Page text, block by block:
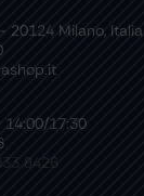
20124 Milano, Italia
14:00/17:30
8426